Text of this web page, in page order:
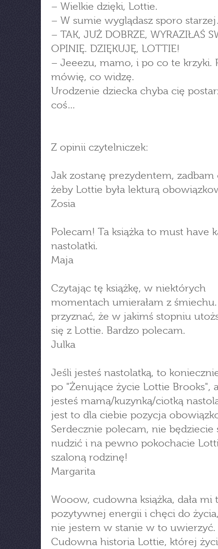
– Wielkie dzięki, Lottie.
– W sumie wyglądasz sporo
– TAK, JUŻ DOBRZE, WYRAZIŁAŚ
OPINIĘ. DZIĘKUJĘ, LOTTIE!
– Jeeezu, mamo, i po co te krzyki.
mówię, co widzę.
Urodzenie dziecka chyba cię
coś…
Z opinii czytelniczek:
Jak zostanę prezydentem, zadbam
żeby Lottie była lekturą
Zosia
Polecam! Ta książka to must have
nastolatki.
Maja
Czytając tę książkę, w niektórych
momentach umierałam z
przyznać, że w jakimś stopniu
się z Lottie. Bardzo polecam.
Julka
Jeśli jesteś nastolatką, to
po "Żenujące życie Lottie Brooks",
jesteś mamą/kuzynką/ciotką
jest to dla ciebie pozycja
Serdecznie polecam, nie będziecie
nudzić i na pewno pokochacie
szaloną rodzinę!
Margarita
Wooow, cudowna książka, dała mi
pozytywnej energii i chęci do
nie jestem w stanie w to uwierzyć.
Cudowna historia Lottie, której